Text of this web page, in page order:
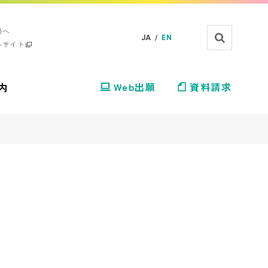
イト
JA / EN
Web出願 資料請求